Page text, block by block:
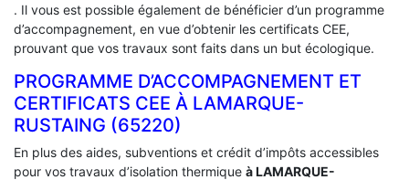
. Il vous est possible également de bénéficier d’un programme
d’accompagnement, en vue d’obtenir les certificats CEE,
prouvant que vos travaux sont faits dans un but écologique.
PROGRAMME D’ACCOMPAGNEMENT ET
CERTIFICATS CEE À ‎LAMARQUE-
RUSTAING (65220)
En plus des aides, subventions et crédit d’impôts accessibles
pour vos travaux d’isolation thermique à LAMARQUE-